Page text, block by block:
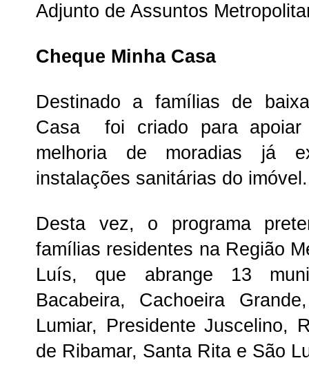
Adjunto de Assuntos
Cheque Minha Casa
Destinado a famílias de
Casa foi criado para apoiar
melhoria de moradias já
instalações sanitárias do imóvel.
Desta vez, o programa
famílias residentes na Região
Luís, que abrange 13
Bacabeira, Cachoeira
Lumiar, Presidente Juscelino,
de Ribamar, Santa Rita e São